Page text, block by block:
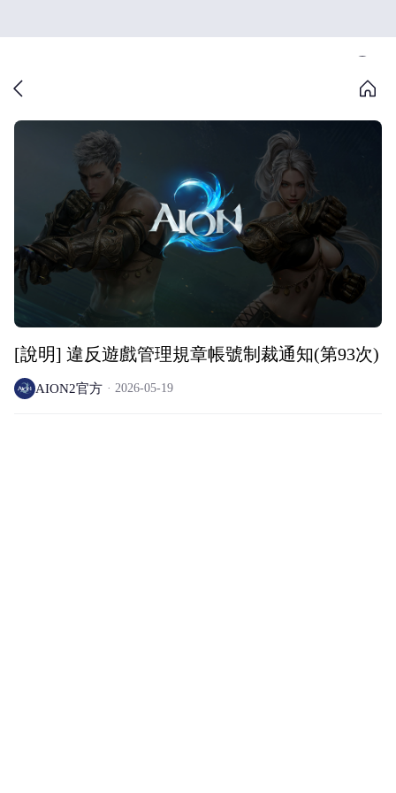
[說明] 違反遊戲管理規章帳號制裁通知(第93次)
AION2官方 2026-05-19